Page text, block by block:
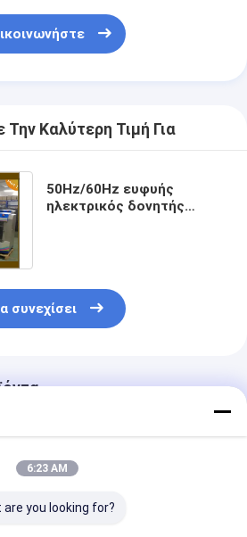
Καλύτερη Τιμή Για
50Hz/60Hz ευφυής
ηλεκτρικός δονητής
συνεχίσει
6:23 AM
you looking for?